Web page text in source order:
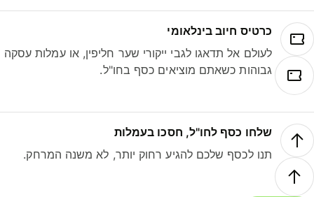
כרטיס חיוב בינלאומי
לעולם אל תדאגו לגבי ייקורי שער חליפין, או עמלות עסקה
גבוהות כשאתם מוציאים כסף בחו"ל.
שלחו כסף לחו"ל, חסכו בעמלות
תנו לכסף שלכם להגיע רחוק יותר, לא משנה המרחק.